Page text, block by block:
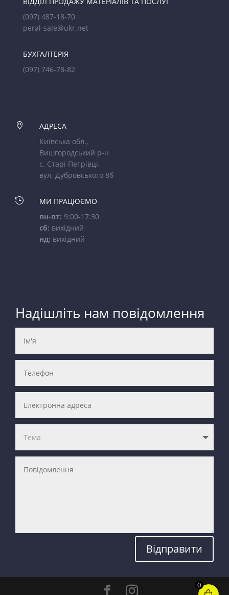
(097) 487-18-70
peral-sale@ukr.net
БУХГАЛТЕРІЯ
(097) 746-78-82

АДРЕСА
Київська обл.,
Вишгородський р-н
с. Старі Петрівці,
вул. Дубровського 8б

МИ ПРАЦЮЄМО
пн-пт: 9:00-17:30
сб: вихідний
нд: вихідний
Надішліть нам повідомлення
Відправити
0